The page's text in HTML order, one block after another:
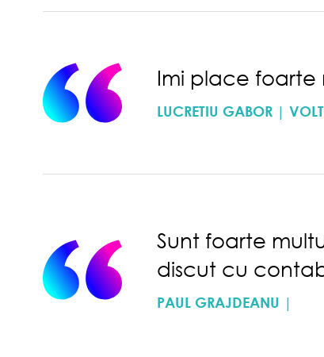
Imi place foarte
LUCRETIU GABOR |
Sunt foarte
discut cu
PAUL GRAJDEANU |